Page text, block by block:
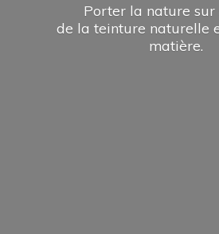
Porter la nature sur
de la teinture naturelle
matière.